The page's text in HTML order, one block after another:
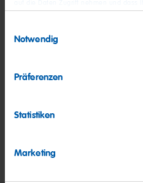
Rechtsbehelfe zur Verfügung stehen.
finden Sie
Ihrer Daten und zum Widerruf Ihrer
Notwendig
Präferenzen
Statistiken
Marketing
Pressebild: TV-
2022